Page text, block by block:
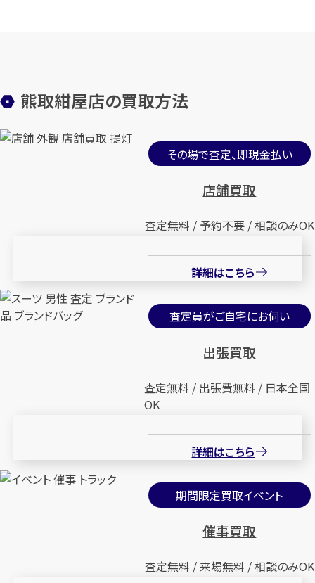
熊取紺屋店の買取方法
その場で査定、即現金払い
店舗買取
査定無料 / 予約不要 / 相談のみOK
詳細はこちら
査定員がご自宅にお伺い
出張買取
査定無料 / 出張費無料 / 日本全国
OK
詳細はこちら
期間限定買取イベント
催事買取
査定無料 / 来場無料 / 相談のみOK